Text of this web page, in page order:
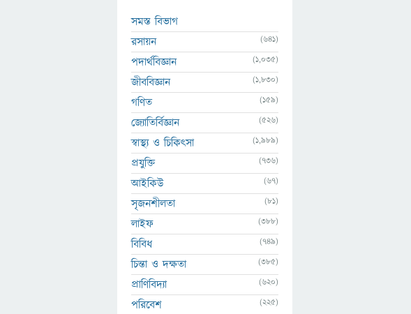
সমস্ত বিভাগ
রসায়ন
(641)
পদার্থবিজ্ঞান (1,035)
জীববিজ্ঞান (1,830)
গণিত (159)
জ্যোতির্বিজ্ঞান (526)
স্বাস্থ্য ও চিকিৎসা (1,989)
প্রযুক্তি (736)
আইকিউ (67)
সৃজনশীলতা (81)
লাইফ (388)
বিবিধ (749)
চিন্তা ও দক্ষতা (385)
প্রাণিবিদ্যা (620)
পরিবেশ (225)